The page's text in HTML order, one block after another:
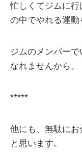
忙しくてジムに
の中でやれる運動
ジムのメンバー
なれませんから。
*****
他にも、無駄に
と思います。